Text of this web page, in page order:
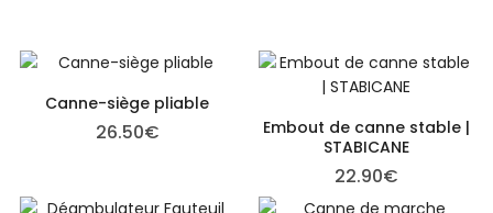
Canne-siège pliable
26.50€
Embout de canne stable |
STABICANE
22.90€